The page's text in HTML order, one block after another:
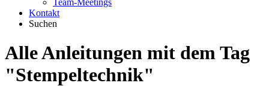
Team-Meetings
Kontakt
Suchen
Alle Anleitungen mit dem Tag
"Stempeltechnik"